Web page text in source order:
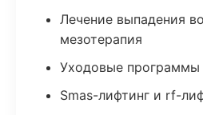
Лечение выпадения
мезотерапия
Уходовые
Smas-лифтинг и rf-